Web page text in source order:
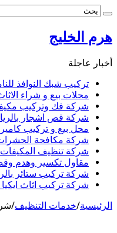
هرم الخليج
أخبار عاجلة
تركيب شبك النوافذ
محلات بيع و شراء
شركة فك وتركيب
شركة قص اشجار
محل بيع و تركيب
شركة مكافحة
شركة تنظيف المكيفات
مقاول تكسير وهدم
شركة تركيب ستائر
شركة تركيب اثاث ايكيا
الرئيسية/خدمات التنظيف/